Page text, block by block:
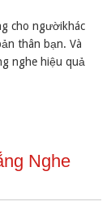
cho ngườikhác
thân bạn. Và
nghe hiệu quả
Nghe